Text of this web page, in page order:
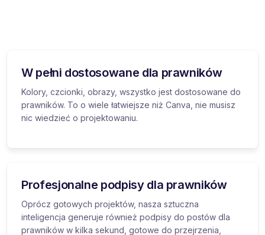
W pełni dostosowane dla prawników
Kolory, czcionki, obrazy, wszystko jest dostosowane do
prawników. To o wiele łatwiejsze niż Canva, nie musisz
nic wiedzieć o projektowaniu.
Profesjonalne podpisy dla prawników
Oprócz gotowych projektów, nasza sztuczna
inteligencja generuje również podpisy do postów dla
prawników w kilka sekund, gotowe do przejrzenia,